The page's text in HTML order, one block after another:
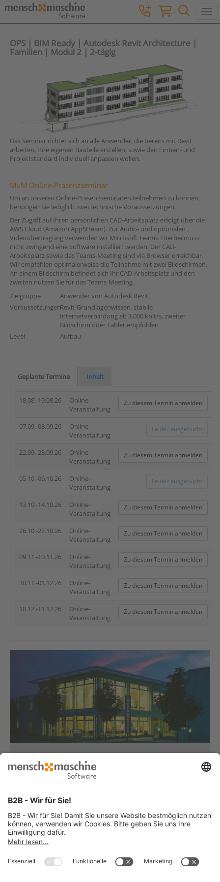
OPS | BIM Ready | Autodesk Revit Architecture |
Familien | Modul 2 | 2-tägig
Das Seminar richtet sich an alle Anwender, die bereits mit Revit
arbeiten, Ihre eigenen Bauteile erstellen, sowie den Firmen- und
Projektstandard individuell anpassen wollen.
MuM Online-Präsenzseminar
Um an unseren Online-Präsenzseminaren teilnehmen zu können,
benötigen Sie lediglich zwei technische Voraussetzungen.
Der Zugriff auf Ihren persönlichen CAD-Arbeitsplatz erfolgt über die
AWS Cloud (Amazon AppStream). Zur Audio- und optionalen
Videoübertragung verwenden wir Microsoft Teams. Hierbei muss
nicht zwingend eine Software installiert werden. Der CAD-
Arbeitsplatz sowie das Teams-Meeting sind via Browser erreichbar.
Wir empfehlen optimalerweise die Teilnahme mit zwei Bildschirmen.
An einem Bildschirm befindet sich Ihr CAD-Arbeitsplatz und den
zweiten nutzen Sie für das Teams-Meeting.
Zielgruppe
Anwender von Autodesk Revit
VoraussetzungenRevit-Grundlagenwissen, stabile
Internetverbindung ab 3.000 kbit/s, zweiter
Bildschirm oder Tablet empfohlen
Level
Aufbau
Geplante Termine Inhalt
18.08.-19.08.26
Online-
Veranstaltung
Zu diesem Termin anmelden
07.09.-08.09.26
Online-
Veranstaltung
Leider ausgebucht
22.09.-23.09.26
Online-
Veranstaltung
Zu diesem Termin anmelden
05.10.-06.10.26
Online-
Veranstaltung
Leider ausgebucht
13.10.-14.10.26
Online-
Veranstaltung
Zu diesem Termin anmelden
26.10.-27.10.26
Online-
Veranstaltung
Zu diesem Termin anmelden
09.11.-10.11.26
Online-
Veranstaltung
Zu diesem Termin anmelden
30.11.-01.12.26
Online-
Veranstaltung
Zu diesem Termin anmelden
10.12.-11.12.26
Online-
Veranstaltung
Zu diesem Termin anmelden
Haben Sie Fragen?
Dann rufen Sie uns an...
von 08:30 bis 12:00 Uhr
und 12:30 bis 17:00 Uhr
Freitag
und 12:30 bis 15:00 Uhr